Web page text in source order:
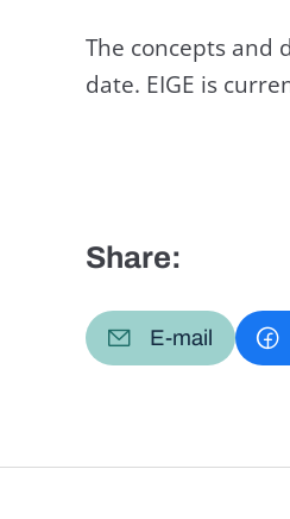
The concepts and
date. EIGE is
Share:
E-mail